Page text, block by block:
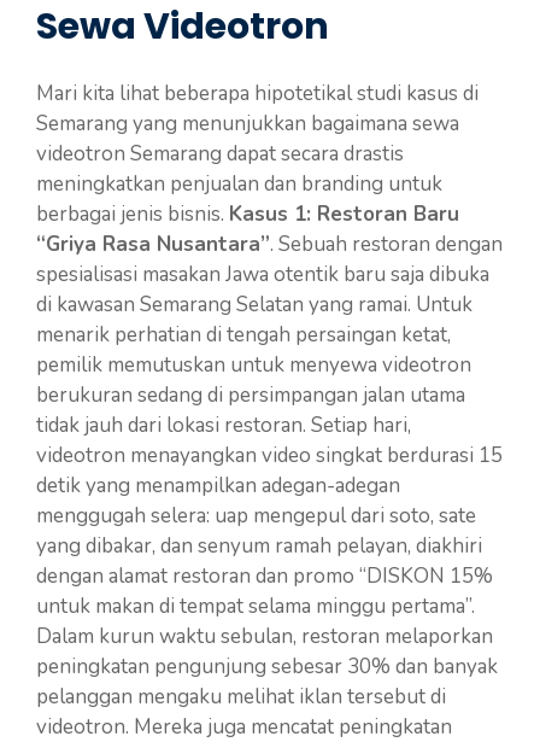
Sewa Videotron
Mari kita lihat beberapa hipotetikal studi kasus di
Semarang yang menunjukkan bagaimana sewa
videotron Semarang dapat secara drastis
meningkatkan penjualan dan branding untuk
berbagai jenis bisnis. Kasus 1: Restoran Baru
“Griya Rasa Nusantara”. Sebuah restoran dengan
spesialisasi masakan Jawa otentik baru saja dibuka
di kawasan Semarang Selatan yang ramai. Untuk
menarik perhatian di tengah persaingan ketat,
pemilik memutuskan untuk menyewa videotron
berukuran sedang di persimpangan jalan utama
tidak jauh dari lokasi restoran. Setiap hari,
videotron menayangkan video singkat berdurasi 15
detik yang menampilkan adegan-adegan
menggugah selera: uap mengepul dari soto, sate
yang dibakar, dan senyum ramah pelayan, diakhiri
dengan alamat restoran dan promo “DISKON 15%
untuk makan di tempat selama minggu pertama”.
Dalam kurun waktu sebulan, restoran melaporkan
peningkatan pengunjung sebesar 30% dan banyak
pelanggan mengaku melihat iklan tersebut di
videotron. Mereka juga mencatat peningkatan